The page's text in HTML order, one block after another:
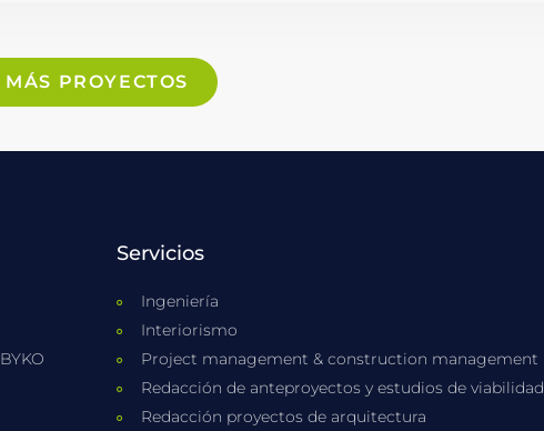
MÁS PROYECTOS
Servicios
Ingeniería
Interiorismo
Project management & construction management
Redacción de anteproyectos y estudios de viabilidad
Redacción proyectos de arquitectura